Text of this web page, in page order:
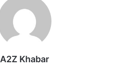
A2Z Khabar